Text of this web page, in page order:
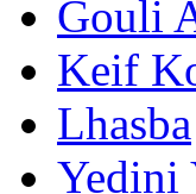
Gouli
Keif
Lhasba
Yedini